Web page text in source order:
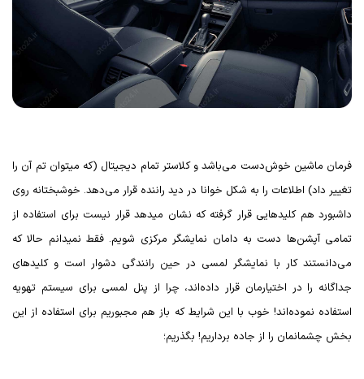
فرمان ماشین خوش‌دست می‌باشد و کلاستر تمام دیجیتال (که میتوان تم آن را
تغییر داد) اطلاعات را به شکل خوانا در دید راننده قرار می‌دهد. خوشبختانه روی
داشبورد هم کلیدهایی قرار گرفته که نشان میدهد قرار نیست برای استفاده از
تمامی آپشن‌ها دست به دامان نمایشگر مرکزی شویم. فقط نمیدانم حالا که
می‌دانستند کار با نمایشگر لمسی در حین رانندگی دشوار است و کلیدهای
جداگانه را در اختیارمان قرار داده‌اند، چرا از پنل لمسی برای سیستم تهویه
استفاده نموده‌اند! خوب با این شرایط که باز هم مجبوریم برای استفاده از این
بخش چشمانمان را از جاده برداریم! بگذریم؛